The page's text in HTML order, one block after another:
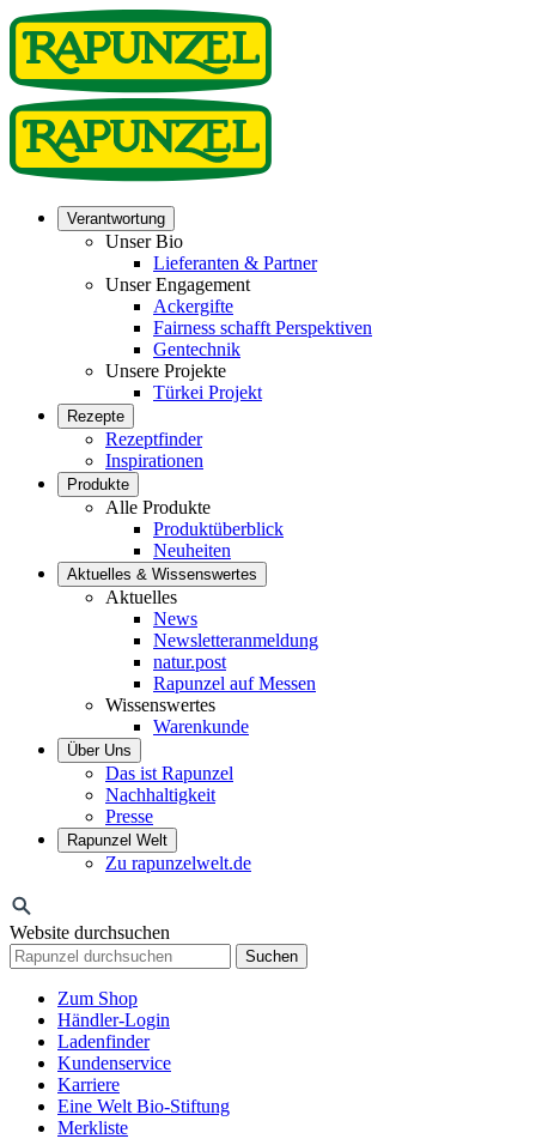
Verantwortung
Unser Bio
Lieferanten & Partner
Unser Engagement
Ackergifte
Fairness schafft Perspektiven
Gentechnik
Unsere Projekte
Türkei Projekt
Rezepte
Rezeptfinder
Inspirationen
Produkte
Alle Produkte
Produktüberblick
Neuheiten
Aktuelles & Wissenswertes
Aktuelles
News
Newsletteranmeldung
natur.post
Rapunzel auf Messen
Wissenswertes
Warenkunde
Über Uns
Das ist Rapunzel
Nachhaltigkeit
Presse
Rapunzel Welt
Zu rapunzelwelt.de
Website durchsuchen
Suchen
Zum Shop
Händler-Login
Ladenfinder
Kundenservice
Karriere
Eine Welt Bio-Stiftung
Merkliste